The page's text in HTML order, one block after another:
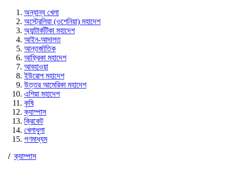
অন্যান্য খেলা
অস্ট্রেলিয়া (ওশেনিয়া) মহাদেশ
অ্যান্টার্কটিকা মহাদেশ
আইন-আদালত
আন্তর্জাতিক
আফ্রিকা মহাদেশ
আবহাওয়া
ইউরোপ মহাদেশ
উত্তর আমেরিকা মহাদেশ
এশিয়া মহাদেশ
কৃষি
ক্যাম্পাস
ক্রিকেট
খেলাধুলা
গণমাধ্যম
/ক্যাম্পাস